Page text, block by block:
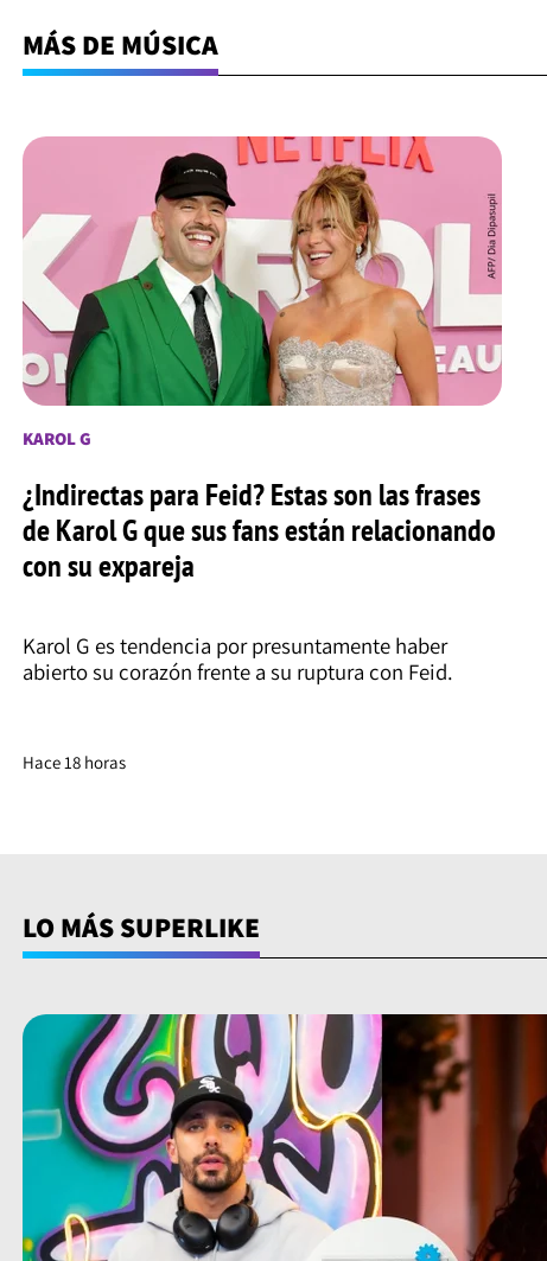
MÁS DE MÚSICA
KAROL G
¿Indirectas para Feid? Estas son las frases
de Karol G que sus fans están relacionando
con su expareja
Karol G es tendencia por presuntamente haber
abierto su corazón frente a su ruptura con Feid.
Hace 18 horas
LO MÁS SUPERLIKE